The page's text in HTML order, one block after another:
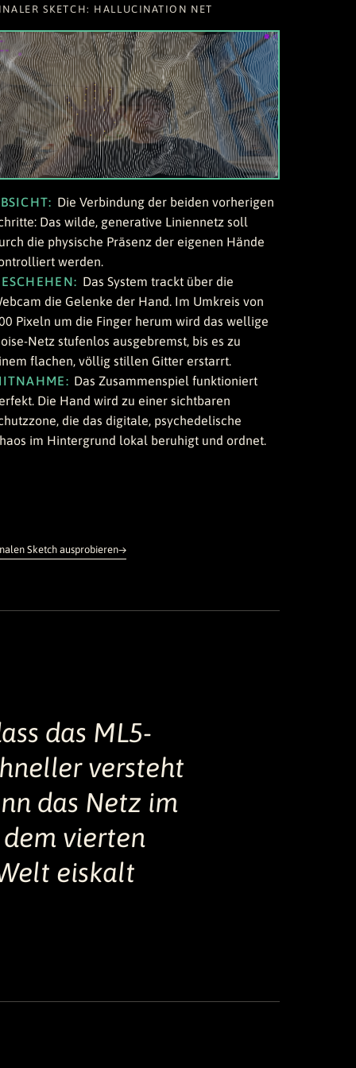
SKETCH: HALLUCINATION NET
Die Verbindung der beiden vorherigen
Das wilde, generative Liniennetz soll
die physische Präsenz der eigenen Hände
werden.
Das System trackt über die
die Gelenke der Hand. Im Umkreis von
Pixeln um die Finger herum wird das wellige
Netz stufenlos ausgebremst, bis es zu
flachen, völlig stillen Gitter erstarrt.
Das Zusammenspiel funktioniert
Die Hand wird zu einer sichtbaren
die das digitale, psychedelische
im Hintergrund lokal beruhigt und ordnet.
Sketch ausprobieren
das ML5-
versteht
das Netz im
vierten
eiskalt